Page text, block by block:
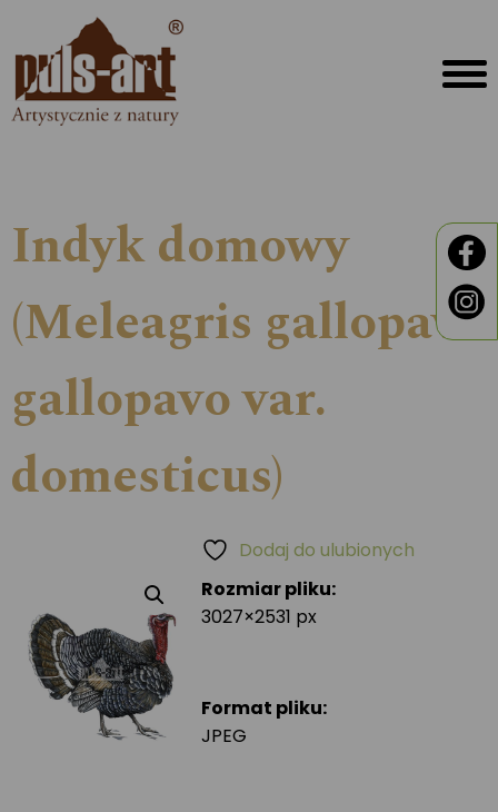
Indyk domowy
(Meleagris gallopavo
gallopavo var.
domesticus)
Rozmiar pliku:
3027×2531 px
Format pliku:
JPEG
Dodaj do ulubionych